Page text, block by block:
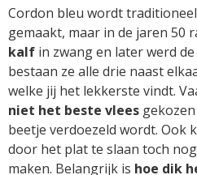
Cordon bleu wordt traditioneel
gemaakt, maar in de jaren 50
kalf in zwang en later werd de
bestaan ze alle drie naast
welke jij het lekkerste vindt.
niet het beste vlees
beetje verdoezeld wordt. Ook
door het plat te slaan toch
maken. Belangrijk is hoe dik